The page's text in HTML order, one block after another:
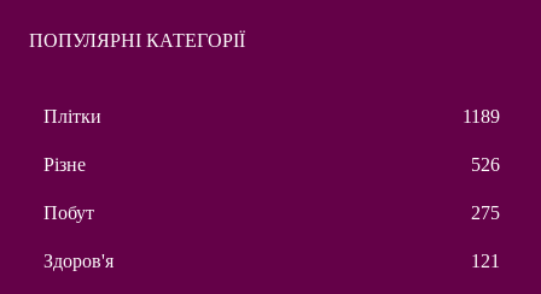
ПОПУЛЯРНІ КАТЕГОРІЇ
Плітки 1189
Різне 526
Побут 275
Здоров'я 121